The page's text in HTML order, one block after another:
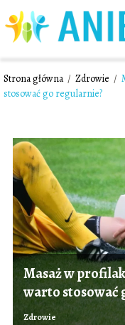
Strona główna / Zdrowie /
stosować go regularnie?
Masaż w
warto stosować
Zdrowie